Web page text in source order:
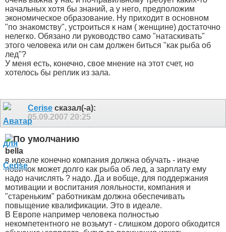
начальных хотя бы знаний, а у него, предположим
экономическое образование. Ну приходит в основном
"по знакомству", устроиться к нам ( женщине) достаточно
нелегко. Обязано ли руководство само "натаскивать"
этого человека или он сам должен биться "как рыба об
лед"?
У меня есть, конечно, свое мнение на этот счет, но
хотелось бы реплик из зала.
Cerise сказал(-а):
05.09.2007 20:25
bella
в идеале конечно компания должна обучать - иначе
новичок может долго как рыба об лед, а зарплату ему
надо начислять ? надо. Да и вобще, для поддержания
мотивации и воспитания лояльности, компания и
"стареньким" работникам должна обеспечивать
повыщение квалификации. Это в идеале.
В Европе например человека полностью
некомпетентного не возьмут - слишком дорого обходится